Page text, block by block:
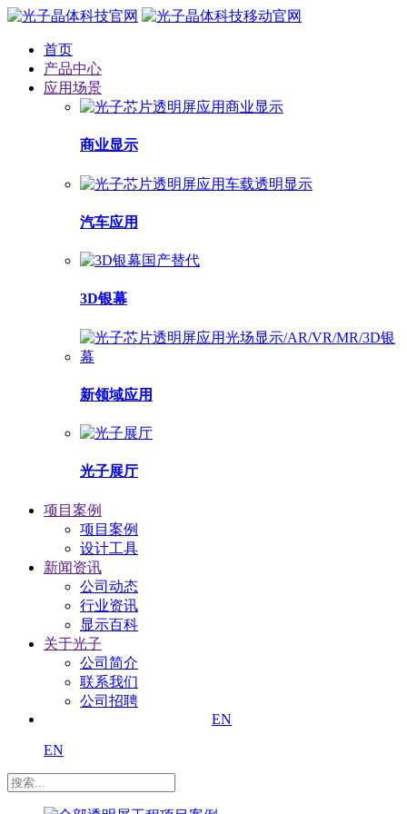
首页
产品中心
应用场景
商业显示
汽车应用
3D银幕
新领域应用
光子展厅
项目案例
项目案例
设计工具
新闻资讯
公司动态
行业资讯
显示百科
关于光子
公司简介
联系我们
公司招聘
EN
EN